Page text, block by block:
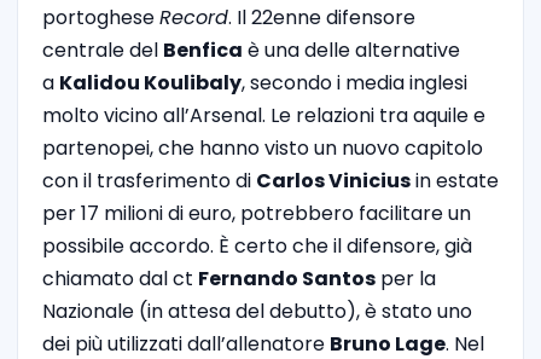
portogheseRecord. Il 22enne difensore
centrale del Benfica è una delle alternative
a Kalidou Koulibaly, secondo i media inglesi
molto vicino all’Arsenal. Le relazioni tra aquile e
partenopei, che hanno visto un nuovo capitolo
con il trasferimento di Carlos Viniciusin estate
per 17 milioni di euro, potrebbero facilitare un
possibile accordo. È certo che il difensore, già
chiamato dal ct Fernando Santos per la
Nazionale (in attesa del debutto), è stato uno
dei più utilizzati dall’allenatore Bruno Lage. Nel